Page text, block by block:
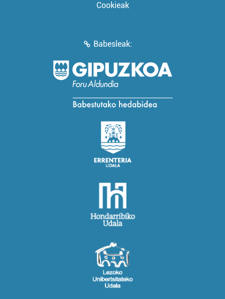
Cookieak
Babesleak: